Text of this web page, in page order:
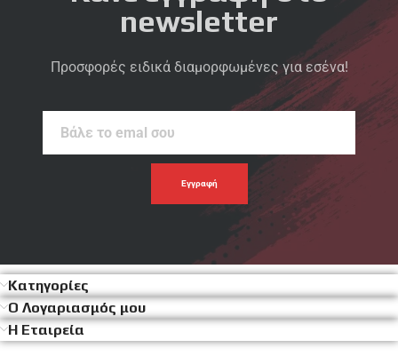
newsletter
Προσφορές ειδικά διαμορφωμένες για εσένα!
Κατηγορίες
Ο Λογαριασμός μου
Η Εταιρεία